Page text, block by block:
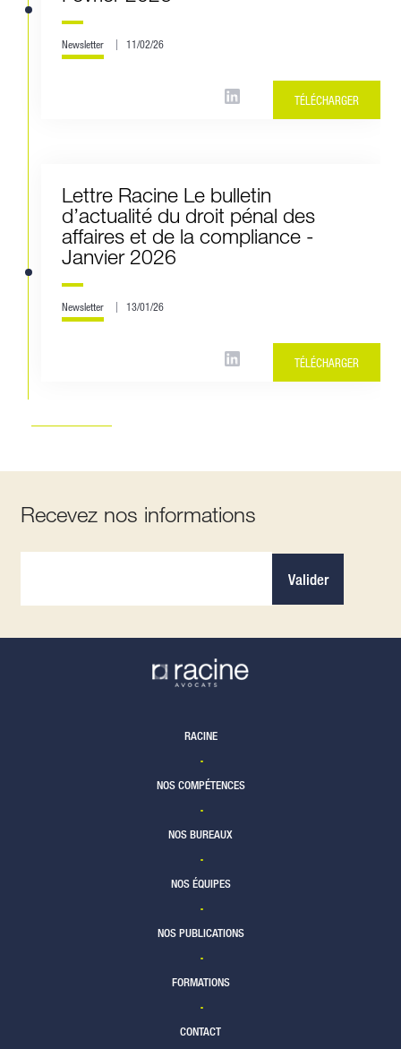
Newsletter 11/02/26
TÉLÉCHARGER
Lettre Racine Le bulletin
d’actualité du droit pénal des
affaires et de la compliance -
Janvier 2026
Newsletter 13/01/26
TÉLÉCHARGER
Recevez nos informations
Valider
RACINE
NOS COMPÉTENCES
NOS BUREAUX
NOS ÉQUIPES
NOS PUBLICATIONS
FORMATIONS
CONTACT